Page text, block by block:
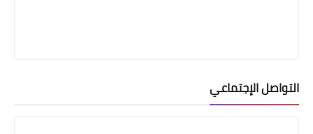
التواصل الإجتماعي